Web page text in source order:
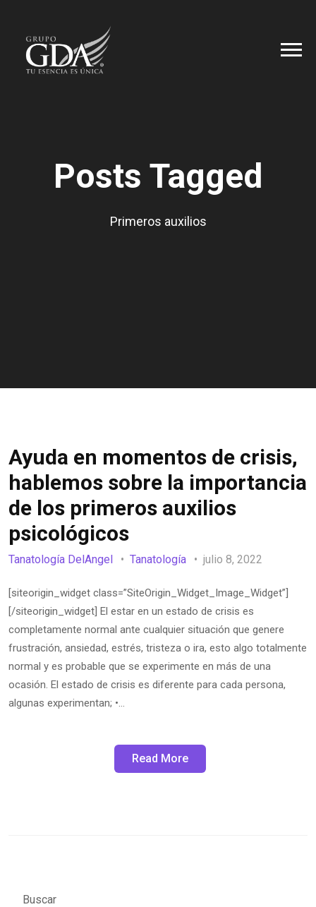
Posts Tagged
Primeros auxilios
Ayuda en momentos de crisis,
hablemos sobre la importancia
de los primeros auxilios
psicológicos
Tanatología DelAngel Tanatología julio 8, 2022
[siteorigin_widget class=”SiteOrigin_Widget_Image_Widget”]
[/siteorigin_widget] El estar en un estado de crisis es
completamente normal ante cualquier situación que genere
frustración, ansiedad, estrés, tristeza o ira, esto algo totalmente
normal y es probable que se experimente en más de una
ocasión. El estado de crisis es diferente para cada persona,
algunas experimentan; •…
Read More
Buscar